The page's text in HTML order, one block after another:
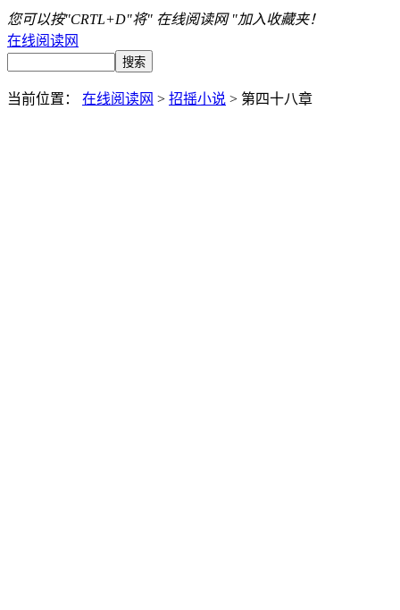
您可以按"CRTL+D"将" 在线阅读网 "加入收藏夹！
在线阅读网
当前位置： 在线阅读网 > 招摇小说 > 第四十八章